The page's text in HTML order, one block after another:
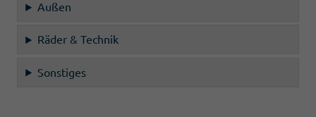
Außen
Räder & Technik
Sonstiges